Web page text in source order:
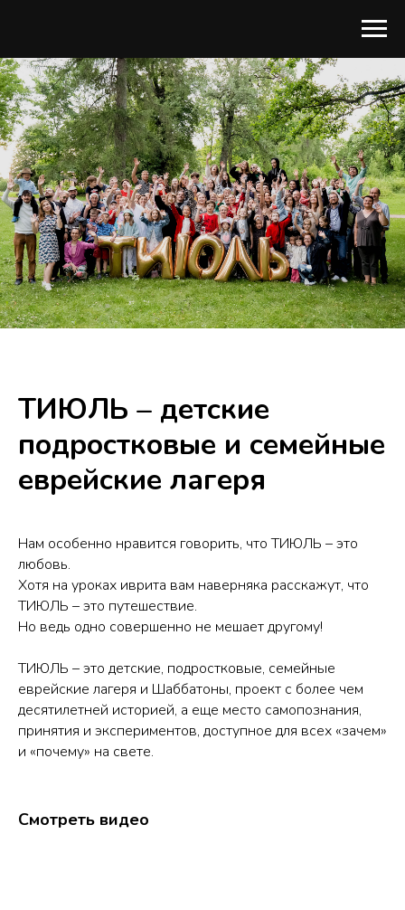
ТИЮЛЬ – детские
подростковые и семейные
еврейские лагеря
Нам особенно нравится говорить, что ТИЮЛЬ – это
любовь.
Хотя на уроках иврита вам наверняка расскажут, что
ТИЮЛЬ – это путешествие.
Но ведь одно совершенно не мешает другому!
ТИЮЛЬ – это детские, подростковые, семейные
еврейские лагеря и Шаббатоны, проект с более чем
десятилетней историей, а еще место самопознания,
принятия и экспериментов, доступное для всех «зачем»
и «почему» на свете.
Смотреть видео